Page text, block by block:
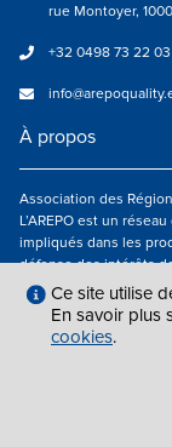
rue Montoyer,
+32 0498 73 22 03
À propos
Association des
L’AREPO est un
impliqués dans les
défense des intérêts
régions européennes
agroalimentaires de
Nous suivre
Ce site utilise
En savoir plus
cookies.